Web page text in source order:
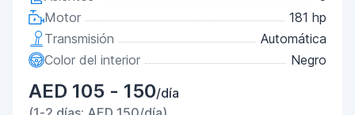
Motor
181 hp
Transmisión
Automática
Color del interior
Negro
AED 105 - 150/día